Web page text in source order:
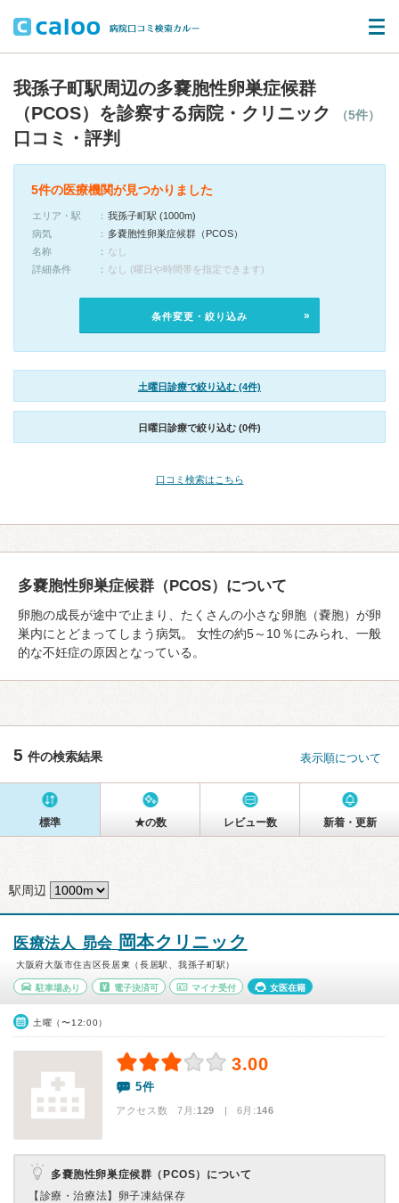
我孫子町駅周辺の多嚢胞性卵巣症候群
（PCOS）を診察する病院・クリニック
（5件）
口コミ・評判
5件の医療機関が見つかりました
エリア・駅
我孫子町駅 (1000m)
病気
多嚢胞性卵巣症候群（PCOS）
名称
なし
詳細条件
なし (曜日や時間帯を指定できます)
条件変更・絞り込み
土曜日診療で絞り込む (4件)
日曜日診療で絞り込む (0件)
口コミ検索はこちら
多嚢胞性卵巣症候群（PCOS）について
卵胞の成⻑が途中で止まり、たくさんの⼩さな卵胞（嚢胞）が卵
巣内にとどまってしまう病気。 女性の約5～10％にみられ、一般
的な不妊症の原因となっている。
5 件の検索結果 表示順について
標準 ★の数 レビュー数 新着・更新
駅周辺
医療法人 昴会 岡本クリニック
大阪府大阪市住吉区長居東（長居駅、我孫子町駅）
駐車場あり 電子決済可 マイナ受付 女医在籍
土曜（〜12:00）
3.00
5件
アクセス数 7月:129 | 6月:146
多嚢胞性卵巣症候群（PCOS）について
【診療・治療法】 卵子凍結保存